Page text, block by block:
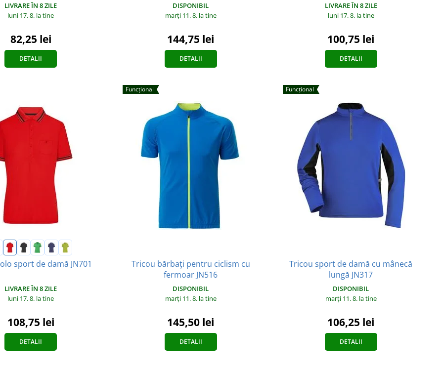
LIVRARE ÎN 8 ZILE
luni 17. 8. la tine
82,25 lei
DETALII
DISPONIBIL
marți 11. 8. la tine
144,75 lei
DETALII
LIVRARE ÎN 8 ZILE
luni 17. 8. la tine
100,75 lei
DETALII
sport de damă JN701
LIVRARE ÎN 8 ZILE
luni 17. 8. la tine
108,75 lei
DETALII
Funcțional
Tricou bărbați pentru ciclism cu
fermoar JN516
DISPONIBIL
marți 11. 8. la tine
145,50 lei
DETALII
Funcțional
Tricou sport de damă cu mânecă
lungă JN317
DISPONIBIL
marți 11. 8. la tine
106,25 lei
DETALII